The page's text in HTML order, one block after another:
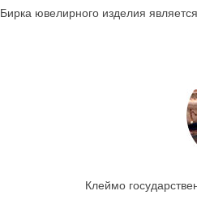
Бирка ювелирного изделия
Клеймо